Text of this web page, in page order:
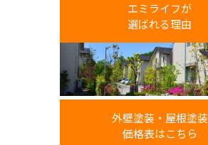
エミライフが
選ばれる理由
外壁塗装・屋根塗装
価格表はこちら